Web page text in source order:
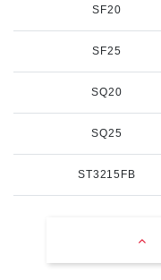
SF20
SF25
SQ20
SQ25
ST3215FB